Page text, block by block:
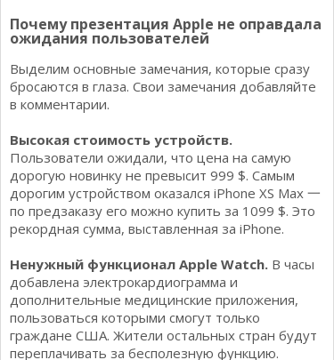
Почему презентация Apple не оправдала
ожидания пользователей
Выделим основные замечания, которые сразу
бросаются в глаза. Свои замечания добавляйте
в комментарии.
Высокая стоимость устройств.
Пользователи ожидали, что цена на самую
дорогую новинку не превысит 999 $. Самым
дорогим устройством оказался iPhone XS Max 一
по предзаказу его можно купить за 1099 $. Это
рекордная сумма, выставленная за iPhone.
Ненужный функционал Apple Watch. В часы
добавлена электрокардиограмма и
дополнительные медицинские приложения,
пользоваться которыми смогут только
граждане США. Жители остальных стран будут
переплачивать за бесполезную функцию.